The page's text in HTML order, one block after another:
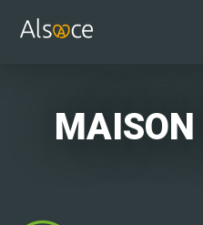
MAISON